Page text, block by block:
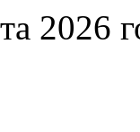
2026